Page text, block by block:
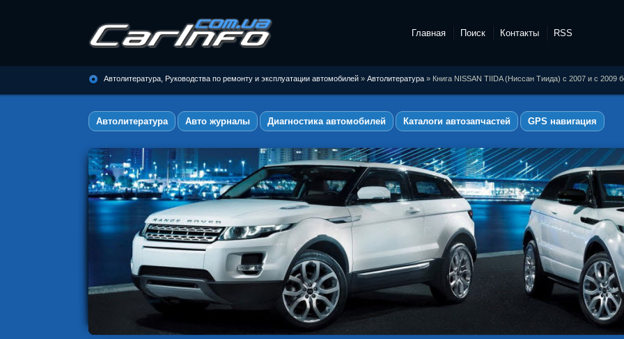
Автолитература, Руководства по
ремонту и эксплуатации
автомобилей
Главная Поиск Контакты RSS
Автолитература, Руководства по ремонту и эксплуатации автомобилей » Автолитература » Книга NISSAN TIIDA (Ниссан Тиида) с 2007 и с 2009
Автолитература Авто журналы Диагностика автомобилей Каталоги автозапчастей GPS навигация